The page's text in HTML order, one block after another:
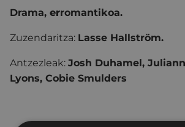
Drama, erromantikoa.
Zuzendaritza: Lasse Hallström.
Antzezleak: Josh Duhamel,
Lyons, Cobie Smulders